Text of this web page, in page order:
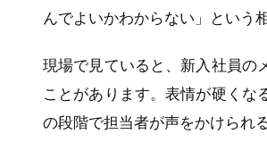
んでよいかわからない」という
現場で見ていると、新入社員の
ことがあります。表情が硬くな
の段階で担当者が声をかけられ